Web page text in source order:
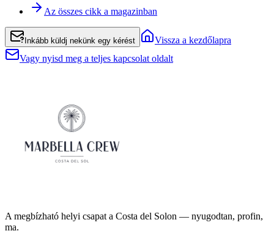
Az összes cikk a magazinban
Inkább küldj nekünk egy kérést
Vissza a kezdőlapra
Vagy nyisd meg a teljes kapcsolat oldalt
A megbízható helyi csapat a Costa del Solon — nyugodtan, profin,
ma.